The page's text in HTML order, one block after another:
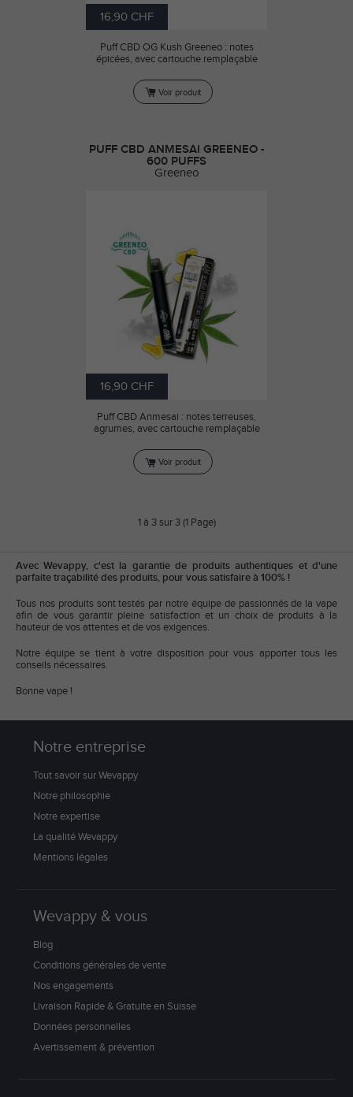
16,90 CHF
Puff CBD OG Kush Greeneo : notes
épicées, avec cartouche remplaçable
Voir produit
PUFF CBD ANMESAI GREENEO -
600 PUFFS
Greeneo
16,90 CHF
Puff CBD Anmesai : notes terreuses,
agrumes, avec cartouche remplaçable
Voir produit
1 à 3 sur 3 (1 Page)
Avec Wevappy, c'est la garantie de produits authentiques et d'une
parfaite traçabilité des produits, pour vous satisfaire à 100% !
Tous nos produits sont testés par notre équipe de passionnés de la vape
afin de vous garantir pleine satisfaction et un choix de produits à la
hauteur de vos attentes et de vos exigences.
Notre équipe se tient à votre disposition pour vous apporter tous les
conseils nécessaires.
Bonne vape !
Notre entreprise
Tout savoir sur Wevappy
Notre philosophie
Notre expertise
La qualité Wevappy
Mentions légales
Wevappy & vous
Blog
Conditions générales de vente
Nos engagements
Livraison Rapide & Gratuite en Suisse
Données personnelles
Avertissement & prévention